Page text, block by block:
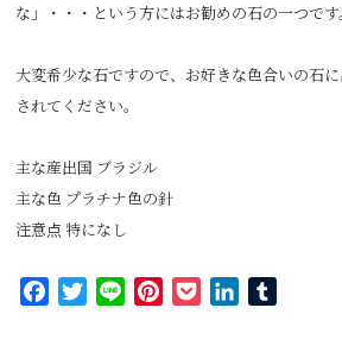
な」・・・という方にはお勧めの石の一つです。
大変希少な石ですので、お好きな色合いの石
されてください。
主な産出国 ブラジル
主な色 プラチナ色の針
注意点 特になし
FacebookTwitterLine PinterestPocketLinkedIn